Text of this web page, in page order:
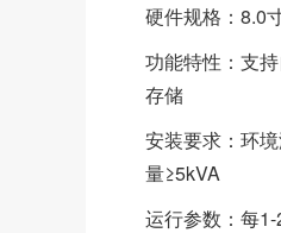
硬件规格：8.0
功能特性：支
存储
安装要求：环
量≥5kVA
运行参数：每